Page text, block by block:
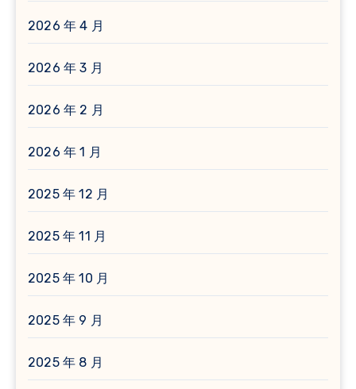
2026 年 4 月
2026 年 3 月
2026 年 2 月
2026 年 1 月
2025 年 12 月
2025 年 11 月
2025 年 10 月
2025 年 9 月
2025 年 8 月